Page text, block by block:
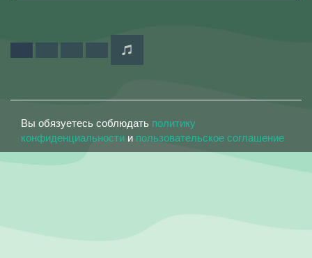
Вы обязуетесь соблюдать политику
конфиденциальности и пользовательское соглашение